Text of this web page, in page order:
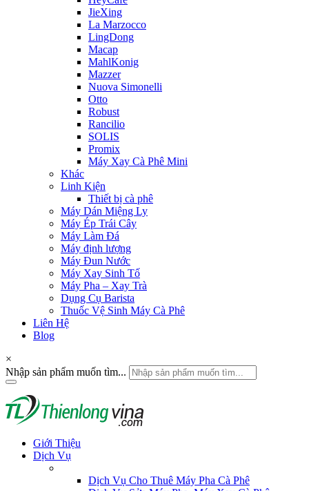
JieXing
La Marzocco
LingDong
Macap
MahlKonig
Mazzer
Nuova Simonelli
Otto
Robust
Rancilio
SOLIS
Promix
Máy Xay Cà Phê Mini
Khác
Linh Kiện
Thiết bị cà phê
Máy Dán Miệng Ly
Máy Ép Trái Cây
Máy Làm Đá
Máy định lượng
Máy Đun Nước
Máy Xay Sinh Tố
Máy Pha – Xay Trà
Dụng Cụ Barista
Thuốc Vệ Sinh Máy Cà Phê
Liên Hệ
Blog
×
Nhập sản phẩm muốn tìm...
Giới Thiệu
Dịch Vụ
Dịch Vụ Cho Thuê Máy Pha Cà Phê